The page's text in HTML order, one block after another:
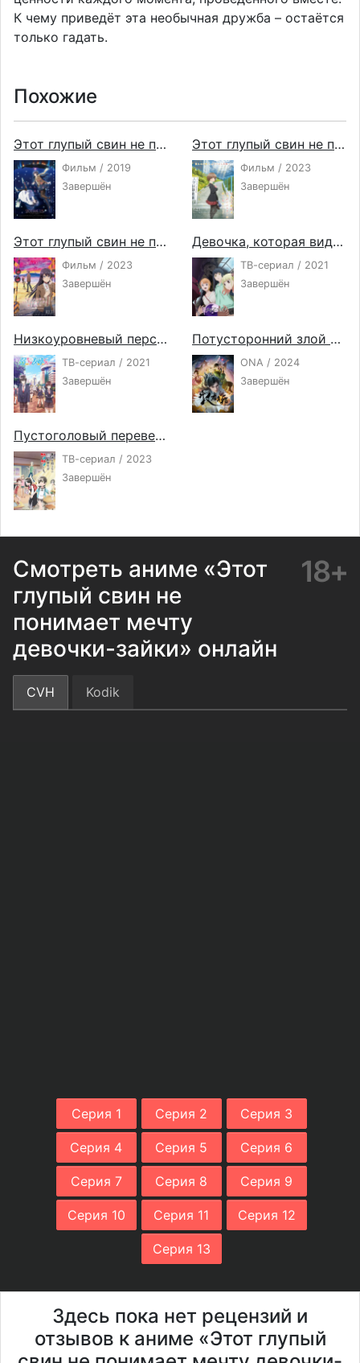
К чему приведёт эта необычная дружба – остаётся
только гадать.
Похожие
Этот глупый свин не понимает мечту девочки-мечтательницы
Фильм / 2019
Завершён
Этот глупый свин не понимает мечту сестры на прогулке
Фильм / 2023
Завершён
Этот глупый свин не понимает мечту девушки с рюкзаком
Фильм / 2023
Завершён
Девочка, которая видит это
ТВ-сериал / 2021
Завершён
Низкоуровневый персонаж Томодзаки
ТВ-сериал / 2021
Завершён
Потусторонний злой монарх
ONA / 2024
Завершён
Пустоголовый переведённый ученик
ТВ-сериал / 2023
Завершён
Смотреть аниме «Этот
глупый свин не
понимает мечту
девочки-зайки» онлайн
18+
CVH Kodik
Серия 1 Серия 2 Серия 3
Серия 4 Серия 5 Серия 6
Серия 7 Серия 8 Серия 9
Серия 10 Серия 11 Серия 12
Серия 13
Здесь пока нет рецензий и
отзывов к аниме «Этот глупый